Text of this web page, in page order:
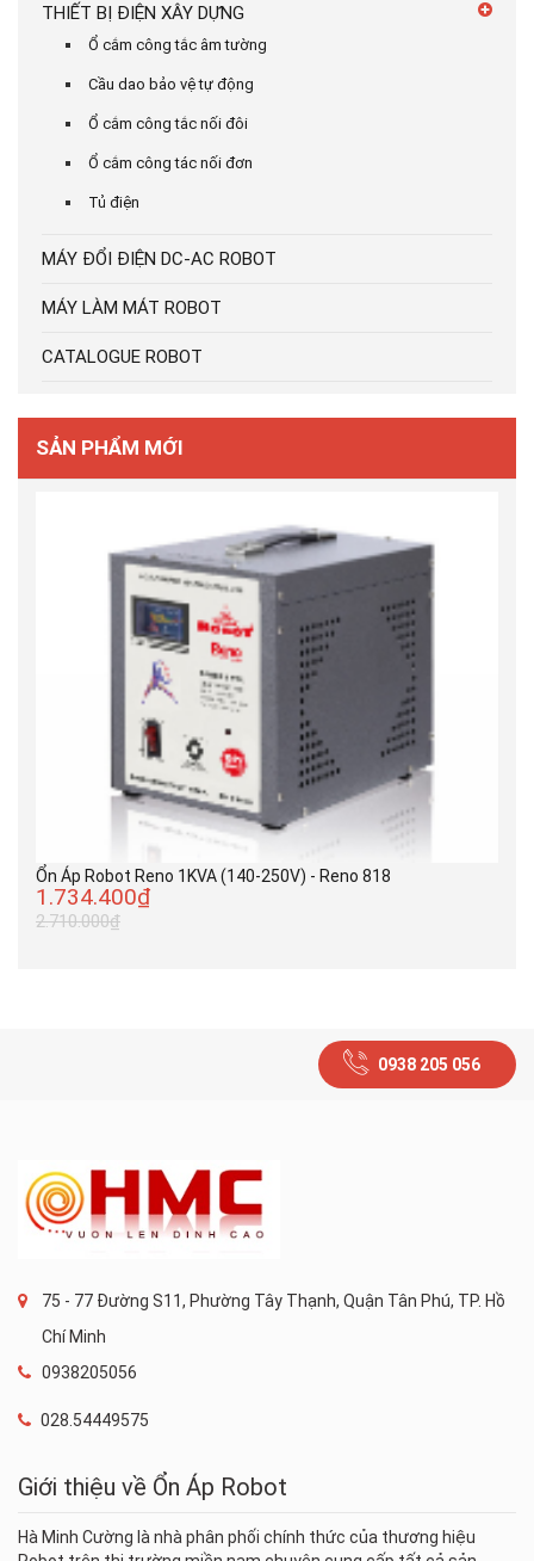
THIẾT BỊ ĐIỆN XÂY DỰNG
Ổ cắm công tắc âm tường
Cầu dao bảo vệ tự động
Ổ cắm công tắc nối đôi
Ổ cắm công tác nối đơn
Tủ điện
MÁY ĐỔI ĐIỆN DC-AC ROBOT
MÁY LÀM MÁT ROBOT
CATALOGUE ROBOT
SẢN PHẨM MỚI
Ổn Áp Robot Reno 1KVA (140-250V) - Reno 818
1.734.400₫
2.710.000₫
0938 205 056
75 - 77 Đường S11, Phường Tây Thạnh, Quận Tân Phú, TP. Hồ
Chí Minh
0938205056
028.54449575
Giới thiệu về Ổn Áp Robot
Hà Minh Cường là nhà phân phối chính thức của thương hiệu